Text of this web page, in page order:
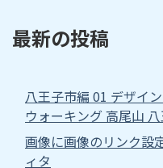
最新の投稿
八王子市編 01 デザイ
ウォーキング 高尾山
画像に画像のリンク設
ィタ